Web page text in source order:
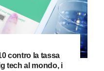
contro la tassa
tech al mondo, i